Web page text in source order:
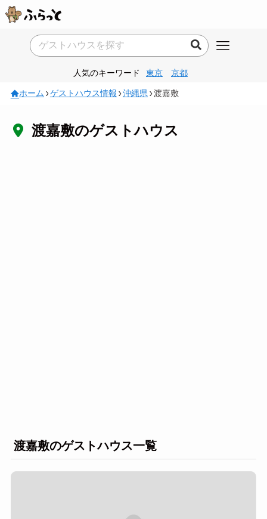
人気のキーワード 東京 京都
ホーム ゲストハウス情報 沖縄県 渡嘉敷
渡嘉敷のゲストハウス
渡嘉敷のゲストハウス一覧